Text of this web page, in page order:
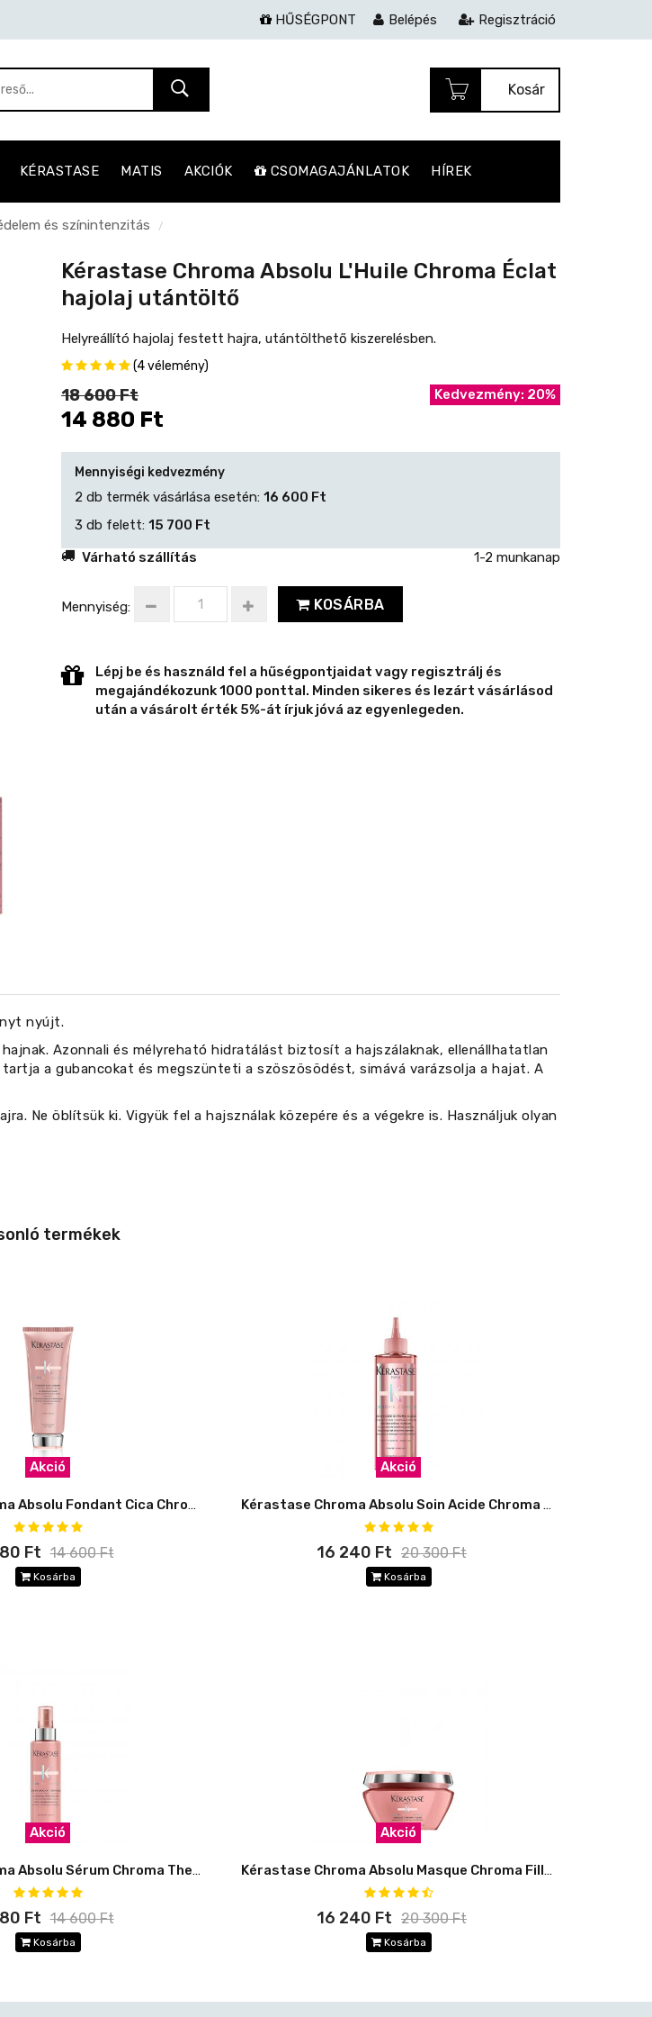
HŰSÉGPONT Belépés Regisztráció
Kosár
KÉRASTASE MATIS AKCIÓK CSOMAGAJÁNLATOK HÍREK
és színintenzitás /
Kérastase Chroma Absolu L'Huile Chroma Éclat
hajolaj utántöltő
Helyreállító hajolaj festett hajra, utántölthető kiszerelésben.
(4 vélemény)
18 600 Ft
14 880 Ft
Kedvezmény: 20%
Mennyiségi kedvezmény
2 db termék vásárlása esetén: 16 600 Ft
3 db felett: 15 700 Ft
Várható szállítás
1-2 munkanap
Mennyiség: KOSÁRBA
Lépj be és használd fel a hűségpontjaidat vagy regisztrálj és
megajándékozunk 1000 ponttal. Minden sikeres és lezárt vásárlásod
után a vásárolt érték 5%-át írjuk jóvá az egyenlegeden.
nyújt.
Azonnali és mélyreható hidratálást biztosít a hajszálaknak, ellenállhatatlan
a gubancokat és megszünteti a szöszösödést, simává varázsolja a hajat. A
Ne öblítsük ki. Vigyük fel a hajsználak közepére és a végekre is. Használjuk olyan
termékek
Akció
Kérastase Chroma Absolu Fondant Cica Chroma
Ft 14 600 Ft
Kosárba
Akció
Kérastase Chroma Absolu Soin Acide Chroma Gloss
16 240 Ft 20 300 Ft
Kosárba
Akció
Kérastase Chroma Absolu Sérum Chroma Thermique
Ft 14 600 Ft
Kosárba
Akció
Kérastase Chroma Absolu Masque Chroma Filler
16 240 Ft 20 300 Ft
Kosárba